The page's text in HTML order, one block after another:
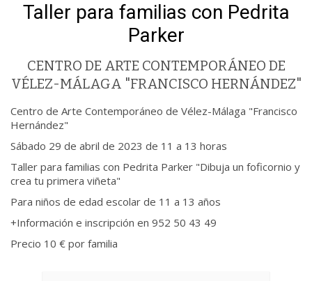
Taller para familias con Pedrita
Parker
CENTRO DE ARTE CONTEMPORÁNEO DE
VÉLEZ-MÁLAGA "FRANCISCO HERNÁNDEZ"
Centro de Arte Contemporáneo de Vélez-Málaga "Francisco
Hernández"
Sábado 29 de abril de 2023 de 11 a 13 horas
Taller para familias con Pedrita Parker "Dibuja un foficornio y
crea tu primera viñeta"
Para niños de edad escolar de 11 a 13 años
+Información e inscripción en 952 50 43 49
Precio 10 € por familia